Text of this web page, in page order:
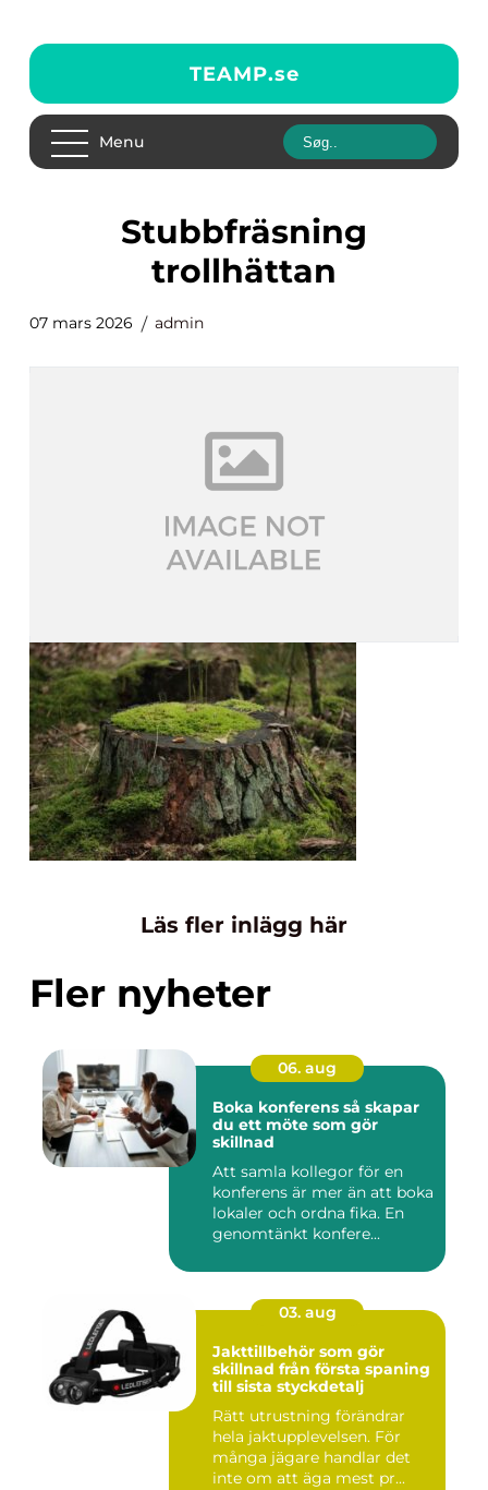
TEAMP.se
Menu
stubbfräsning
trollhättan
07 mars 2026 admin
Läs fler inlägg här
Fler nyheter
06. aug
Boka konferens så skapar
du ett möte som gör
skillnad
Att samla kollegor för en
konferens är mer än att boka
lokaler och ordna fika. En
genomtänkt konfere...
03. aug
Jakttillbehör som gör
skillnad från första spaning
till sista styckdetalj
Rätt utrustning förändrar
hela jaktupplevelsen. För
många jägare handlar det
inte om att äga mest pr...